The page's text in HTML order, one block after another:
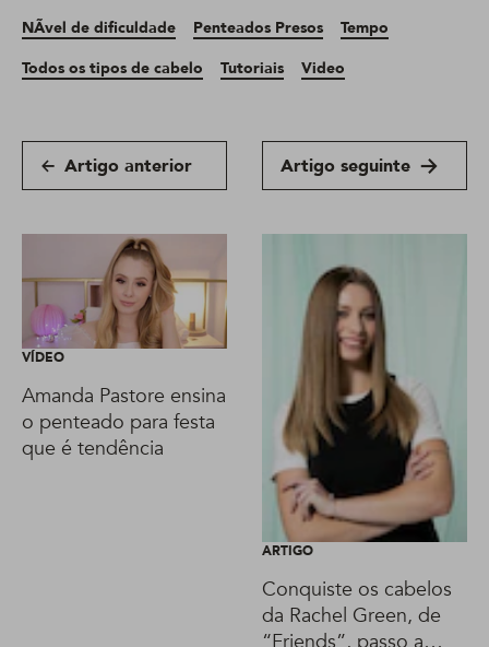
NÃ­vel de dificuldade
Penteados Presos
Tempo
Todos os tipos de cabelo
Tutoriais Video
Artigo anterior Artigo seguinte
VÍDEO
Amanda Pastore ensina
o penteado para festa
que é tendência
ARTIGO
Conquiste os cabelos
da Rachel Green, de